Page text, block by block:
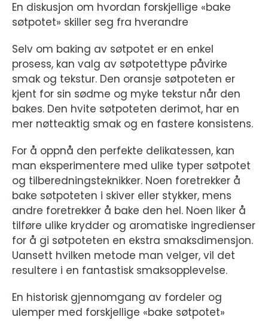
En diskusjon om hvordan forskjellige «bake
søtpotet» skiller seg fra hverandre
Selv om baking av søtpotet er en enkel
prosess, kan valg av søtpotettype påvirke
smak og tekstur. Den oransje søtpoteten er
kjent for sin sødme og myke tekstur når den
bakes. Den hvite søtpoteten derimot, har en
mer nøtteaktig smak og en fastere konsistens.
For å oppnå den perfekte delikatessen, kan
man eksperimentere med ulike typer søtpotet
og tilberedningsteknikker. Noen foretrekker å
bake søtpoteten i skiver eller stykker, mens
andre foretrekker å bake den hel. Noen liker å
tilføre ulike krydder og aromatiske ingredienser
for å gi søtpoteten en ekstra smaksdimensjon.
Uansett hvilken metode man velger, vil det
resultere i en fantastisk smaksopplevelse.
En historisk gjennomgang av fordeler og
ulemper med forskjellige «bake søtpotet»